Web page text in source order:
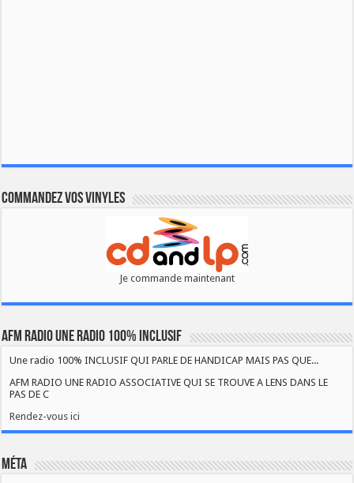
Commandez vos vinyles
Je commande maintenant
AFM RADIO UNE RADIO 100% INCLUSIF
Une radio 100% INCLUSIF QUI PARLE DE HANDICAP MAIS PAS QUE...
AFM RADIO UNE RADIO ASSOCIATIVE QUI SE TROUVE A LENS DANS LE
PAS DE C
Rendez-vous ici
Méta